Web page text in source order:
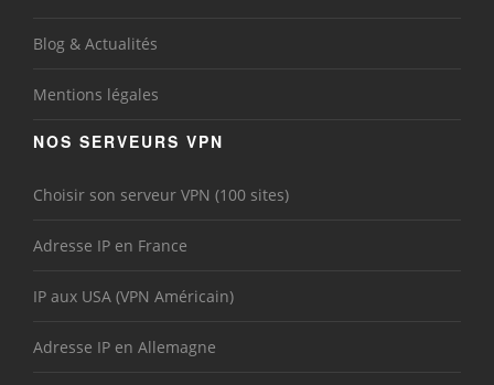
Blog & Actualités
Mentions légales
NOS SERVEURS VPN
Choisir son serveur VPN (100 sites)
Adresse IP en France
IP aux USA (VPN Américain)
Adresse IP en Allemagne